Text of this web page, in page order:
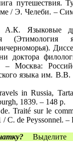
путешествия.
/ Э. Челеби. –
Языковые
(Этимология
доктора
Москва:
языка им. В.В.
in Russia,
1839. – 148 p.
Traité sur le
C. de Peyssonnel. –
Выделите